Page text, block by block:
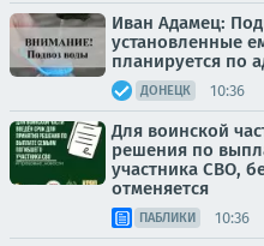
Иван Адамец:
установленные
планируется по
ДОНЕЦК 10:36
Для воинской
решения по
участника СВО,
отменяется
ПАБЛИКИ 10:36